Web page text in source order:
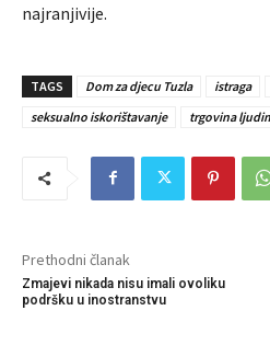
najranjivije.
TAGS Dom za djecu Tuzla istraga
seksualno iskorištavanje
trgovina
Prethodni članak
Zmajevi nikada nisu imali ovoliku
podršku u inostranstvu